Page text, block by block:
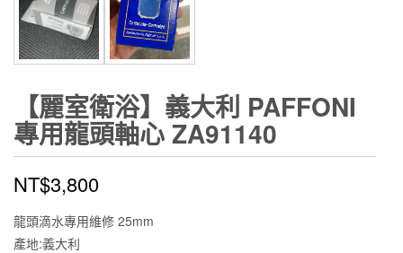
【麗室衛浴】義大利 PAFFONI
專用龍頭軸心 ZA91140
NT$3,800
龍頭滴水專用維修 25mm
產地:義大利